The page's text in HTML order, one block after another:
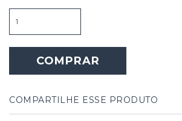
de
Madeira
com
Módulos
Ar
COMPRAR
COMPARTILHE ESSE PRODUTO